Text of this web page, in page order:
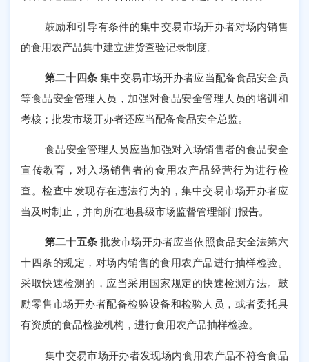
鼓励和引导有条件的集中交易市场开办者对场内销售
的食用农产品集中建立进货查验记录制度。
第二十四条 集中交易市场开办者应当配备食品安全员
等食品安全管理人员，加强对食品安全管理人员的培训和
考核；批发市场开办者还应当配备食品安全总监。
食品安全管理人员应当加强对入场销售者的食品安全
宣传教育，对入场销售者的食用农产品经营行为进行检
查。检查中发现存在违法行为的，集中交易市场开办者应
当及时制止，并向所在地县级市场监督管理部门报告。
第二十五条 批发市场开办者应当依照食品安全法第六
十四条的规定，对场内销售的食用农产品进行抽样检验。
采取快速检测的，应当采用国家规定的快速检测方法。鼓
励零售市场开办者配备检验设备和检验人员，或者委托具
有资质的食品检验机构，进行食用农产品抽样检验。
集中交易市场开办者发现场内食用农产品不符合食品